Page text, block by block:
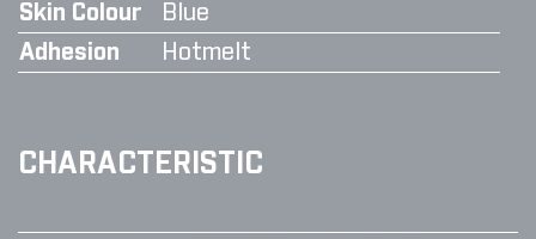
Skin Colour
Blue
Adhesion
Hotmelt
CHARACTERISTIC